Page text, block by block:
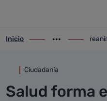
ir-a inicio
Inicio
Mostrar
ir-a
Ciudadanía
Salud forma